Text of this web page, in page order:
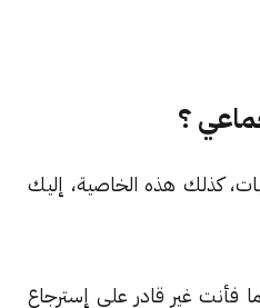
؟
كذلك هذه الخاصية، إليك
فأنت غير قادر على إسترجاع